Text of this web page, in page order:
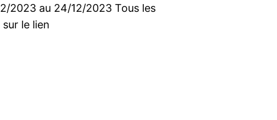
2023 au 24/12/2023 Tous les
le lien